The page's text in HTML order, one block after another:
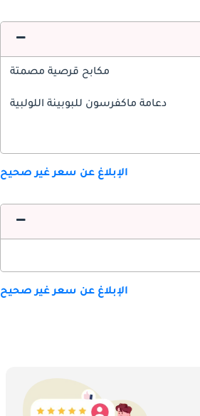
مكابح قرصية مصمتة
دعامة ماكفرسون للبوبينة اللولبية
الإبلاغ عن سعر غير صحيح
الإبلاغ عن سعر غير صحيح